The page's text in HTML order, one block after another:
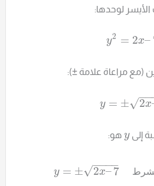
لوحدها:
y2 = 2x–
(مع مراعاة علامة ±):
y = ± 2x
−−
√
إلىy هو:
y = ± 2x–7
− −
−−
√ ر ط